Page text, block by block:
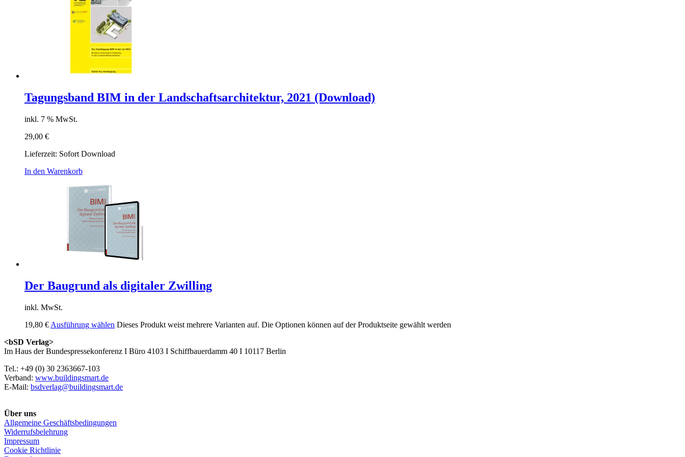
Tagungsband BIM in der Landschaftsarchitektur, 2021 (Download)
inkl. 7 % MwSt.
29,00 €
Lieferzeit: Sofort Download
In den Warenkorb
Der Baugrund als digitaler Zwilling
inkl. MwSt.
19,80 € Ausführung wählen Dieses Produkt weist mehrere Varianten auf. Die Optionen können auf der Produktseite gewählt werden
<bSD Verlag>
Im Haus der Bundespressekonferenz I Büro 4103 I Schiffbauerdamm 40 I 10117 Berlin
Tel.: +49 (0) 30 2363667-103
Verband: www.buildingsmart.de
E-Mail: bsdverlag@buildingsmart.de
Über uns
Allgemeine Geschäftsbedingungen
Widerrufsbelehrung
Impressum
Cookie Richtlinie